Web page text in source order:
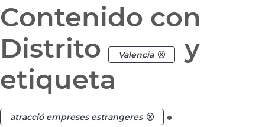
Contenido con
Distrito
Valencia
y
etiqueta
atracció empreses estrangeres .